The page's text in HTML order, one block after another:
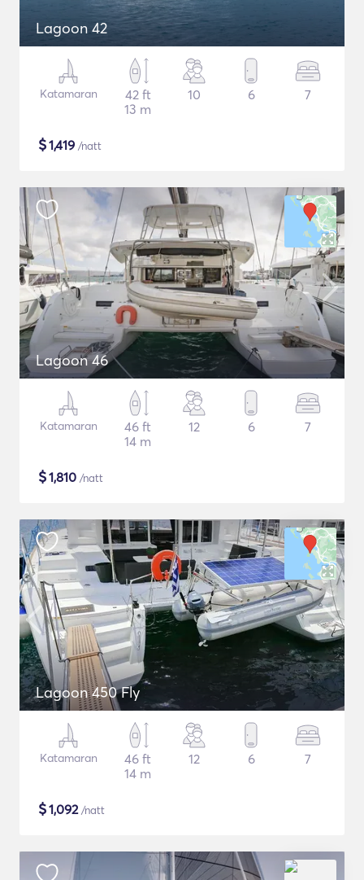
Lagoon 42
Katamaran
42 ft
13 m
10 6 7
$1,419 /natt
Lagoon 46
Katamaran
46 ft
14 m
12 6 7
$1,810 /natt
Lagoon 450 Fly
Katamaran
46 ft
14 m
12 6 7
$1,092/natt